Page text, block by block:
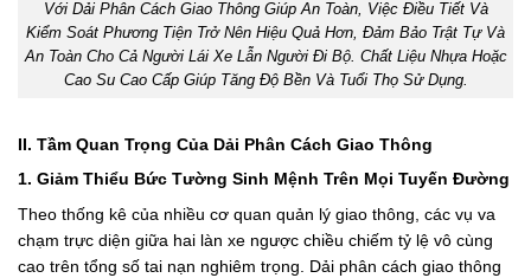
Với Dải Phân Cách Giao Thông Giúp An Toàn, Việc Điều Tiết Và
Kiểm Soát Phương Tiện Trở Nên Hiệu Quả Hơn, Đảm Bảo Trật Tự Và
An Toàn Cho Cả Người Lái Xe Lẫn Người Đi Bộ. Chất Liệu Nhựa Hoặc
Cao Su Cao Cấp Giúp Tăng Độ Bền Và Tuổi Thọ Sử Dụng.
II. Tầm Quan Trọng Của Dải Phân Cách Giao Thông
1. Giảm Thiểu Bức Tường Sinh Mệnh Trên Mọi Tuyến Đường
Theo thống kê của nhiều cơ quan quản lý giao thông, các vụ va
chạm trực diện giữa hai làn xe ngược chiều chiếm tỷ lệ vô cùng
cao trên tổng số tai nạn nghiêm trọng. Dải phân cách giao thông